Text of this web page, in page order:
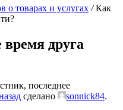
о товарах и услугах / Как
друга
последнее
сделано sonnick84.